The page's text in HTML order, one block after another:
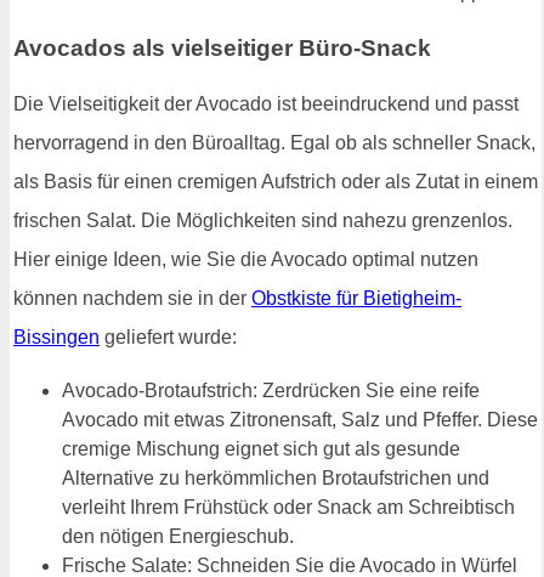
Avocados als vielseitiger Büro-Snack
Die Vielseitigkeit der Avocado ist beeindruckend und passt
hervorragend in den Büroalltag. Egal ob als schneller Snack,
als Basis für einen cremigen Aufstrich oder als Zutat in einem
frischen Salat. Die Möglichkeiten sind nahezu grenzenlos.
Hier einige Ideen, wie Sie die Avocado optimal nutzen
können nachdem sie in der Obstkiste für Bietigheim-
Bissingen geliefert wurde:
Avocado-Brotaufstrich: Zerdrücken Sie eine reife
Avocado mit etwas Zitronensaft, Salz und Pfeffer. Diese
cremige Mischung eignet sich gut als gesunde
Alternative zu herkömmlichen Brotaufstrichen und
verleiht Ihrem Frühstück oder Snack am Schreibtisch
den nötigen Energieschub.
Frische Salate: Schneiden Sie die Avocado in Würfel